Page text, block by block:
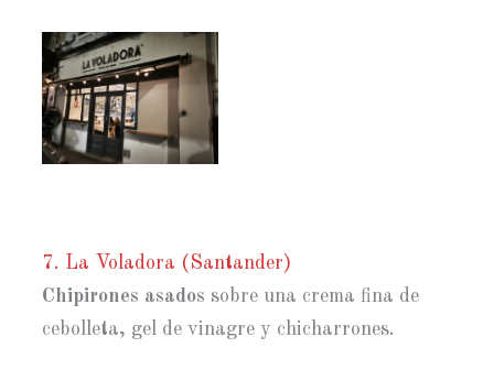
7. La Voladora (Santander)
Chipirones asados sobre una crema fina de
cebolleta, gel de vinagre y chicharrones.